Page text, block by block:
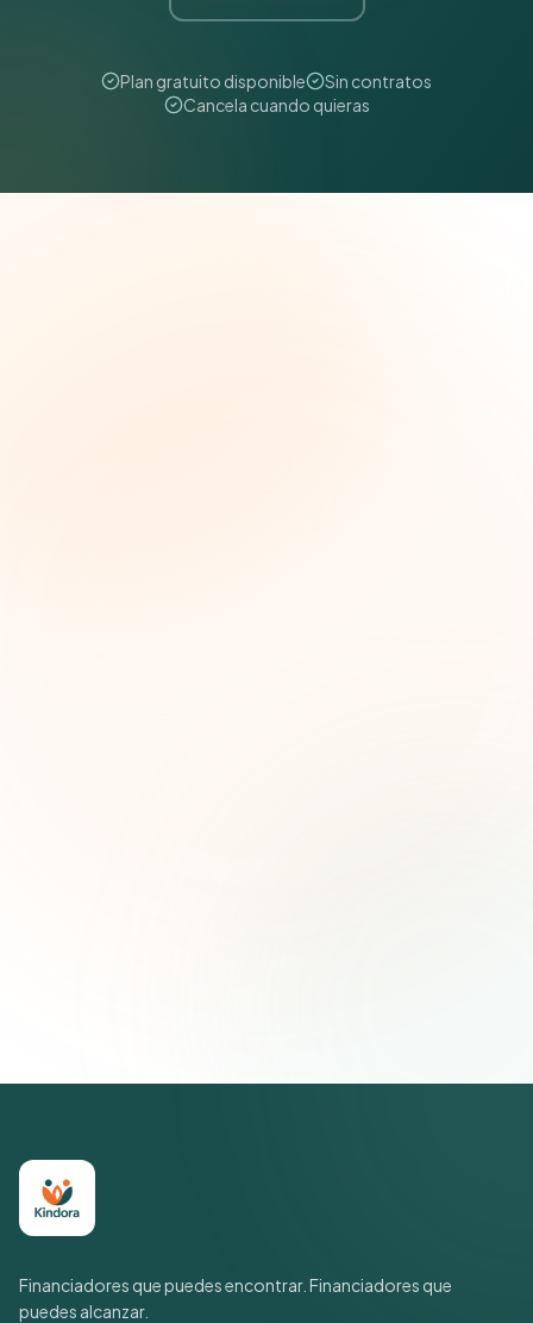
Plan gratuito disponible
Sin contratos
Cancela cuando quieras
Financiadores que puedes encontrar. Financiadores que
puedes alcanzar.